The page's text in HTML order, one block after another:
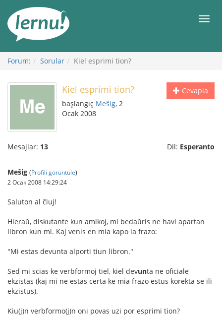
Görüntüleme
Forum: Sorular Kiel esprimi tion?
Cevapla
Kiel esprimi tion?
başlangıç Meŝig, 2
Ocak 2008
Mesajlar: 13 Dil: Esperanto
Meŝig (Profili görüntüle)
2 Ocak 2008 14:29:24
Saluton al ĉiuj!
Hieraŭ, diskutante kun amikoj, mi bedaŭris ne havi apartan
libron kun mi. Kaj venis en mia kapo la frazo:
"Mi estas devunta alporti tiun libron."
Sed mi scias ke verbformoj tiel, kiel devunta ne oficiale
ekzistas (kaj mi ne estas certa ke mia frazo estus korekta se ili
ekzistus).
Kiu(j)n verbformo(j)n oni povas uzi por esprimi tion?